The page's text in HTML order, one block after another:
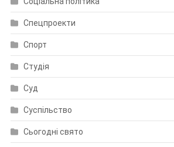
Спецпроекти
Спорт
Студія
Суд
Суспільство
Сьогодні свято